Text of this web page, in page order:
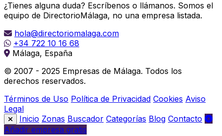
¿Tienes alguna duda? Escríbenos o llámanos. Somos el
equipo de DirectorioMálaga, no una empresa listada.
hola@directoriomalaga.com
+34 722 10 16 68
Málaga, España
© 2007 - 2025 Empresas de Málaga. Todos los
derechos reservados.
Términos de Uso Política de Privacidad Cookies Aviso
Legal
Inicio Zonas Buscador Categorías Blog Contacto
Añadir empresa gratis